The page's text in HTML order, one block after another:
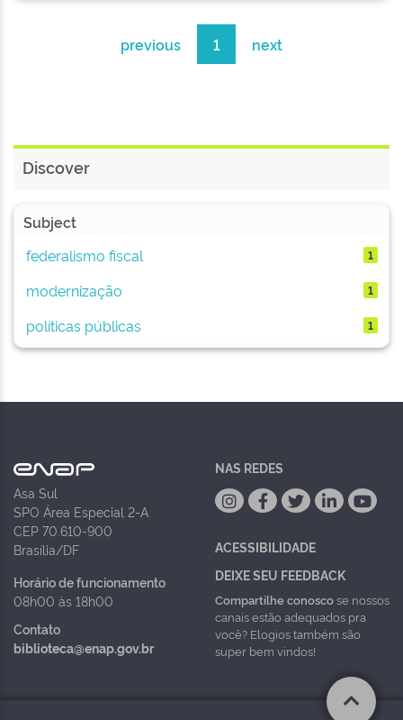
previous 1 next
Discover
Subject
federalismo fiscal
1
modernização 1
políticas públicas 1
Asa Sul
SPO Área Especial 2-A
CEP 70.610-900
Brasília/DF
Horário de funcionamento
08h00 às 18h00
Contato
biblioteca@enap.gov.br
NAS REDES
ACESSIBILIDADE
DEIXE SEU FEEDBACK
Compartilhe conoscose nossos
canais estão adequados pra
você? Elogios também são
super bem vindos!